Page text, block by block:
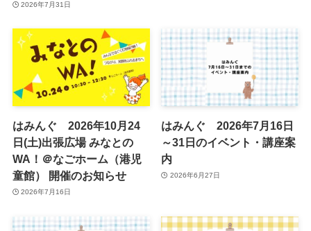
2026年7月31日
はみんぐ 2026年10月24
日(土)出張広場 みなとの
WA！＠なごホーム（港児
童館） 開催のお知らせ
2026年7月16日
はみんぐ 2026年7月16日
～31日のイベント・講座案
内
2026年6月27日